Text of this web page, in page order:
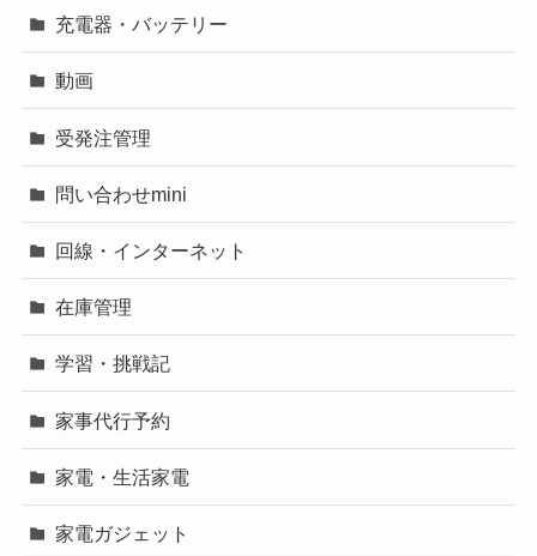
充電器・バッテリー
動画
受発注管理
問い合わせmini
回線・インターネット
在庫管理
学習・挑戦記
家事代行予約
家電・生活家電
家電ガジェット